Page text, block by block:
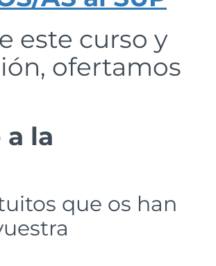
este curso y
ofertamos
la
que os han